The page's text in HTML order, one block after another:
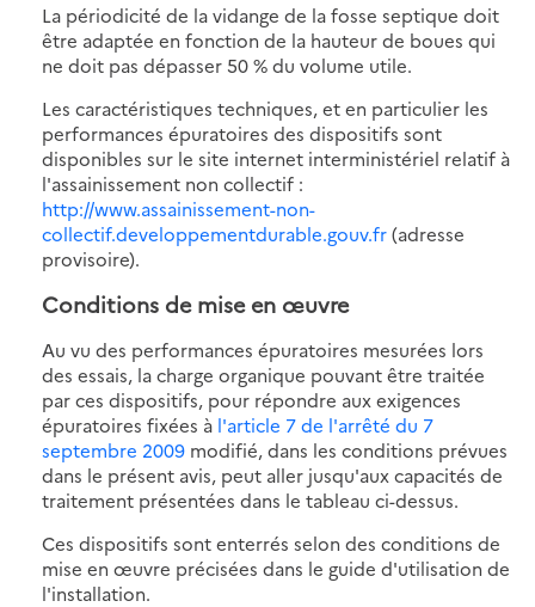
La périodicité de la vidange de la fosse septique doit
être adaptée en fonction de la hauteur de boues qui
ne doit pas dépasser 50 % du volume utile.
Les caractéristiques techniques, et en particulier les
performances épuratoires des dispositifs sont
disponibles sur le site internet interministériel relatif à
l'assainissement non collectif :
http://www.assainissement-non-
collectif.developpementdurable.gouv.fr(adresse
provisoire).
Conditions de mise en œuvre
Au vu des performances épuratoires mesurées lors
des essais, la charge organique pouvant être traitée
par ces dispositifs, pour répondre aux exigences
épuratoires fixées à l'article 7 de l'arrêté du 7
septembre 2009 modifié, dans les conditions prévues
dans le présent avis, peut aller jusqu'aux capacités de
traitement présentées dans le tableau ci-dessus.
Ces dispositifs sont enterrés selon des conditions de
mise en œuvre précisées dans le guide d'utilisation de
l'installation.